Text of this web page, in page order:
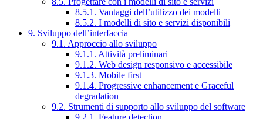
8.5.1. Vantaggi dell’utilizzo dei modelli
8.5.2. I modelli di sito e servizi disponibili
9. Sviluppo dell’interfaccia
9.1. Approccio allo sviluppo
9.1.1. Attività preliminari
9.1.2. Web design responsivo e accessibile
9.1.3. Mobile first
9.1.4. Progressive enhancement e Graceful
degradation
9.2. Strumenti di supporto allo sviluppo del software
9.2.1. Feature detection